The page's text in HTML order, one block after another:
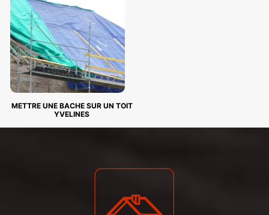
METTRE UNE BACHE SUR UN TOIT
YVELINES